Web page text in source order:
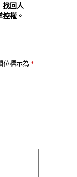
找回人
控權。
位標示為 *